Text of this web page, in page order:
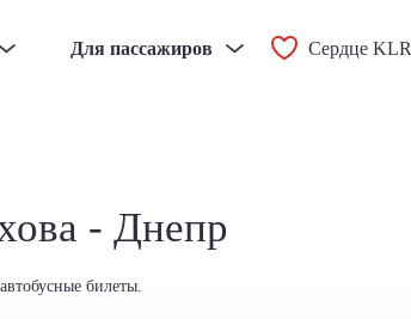
Для пассажиров Сердце KLR
- Днепр
билеты.